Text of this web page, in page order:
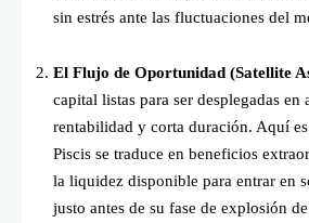
sin estrés ante las fluctuaciones del
El Flujo de Oportunidad (Satellite
capital listas para ser desplegadas en
rentabilidad y corta duración. Aquí
Piscis se traduce en beneficios
la liquidez disponible para entrar en
justo antes de su fase de explosión